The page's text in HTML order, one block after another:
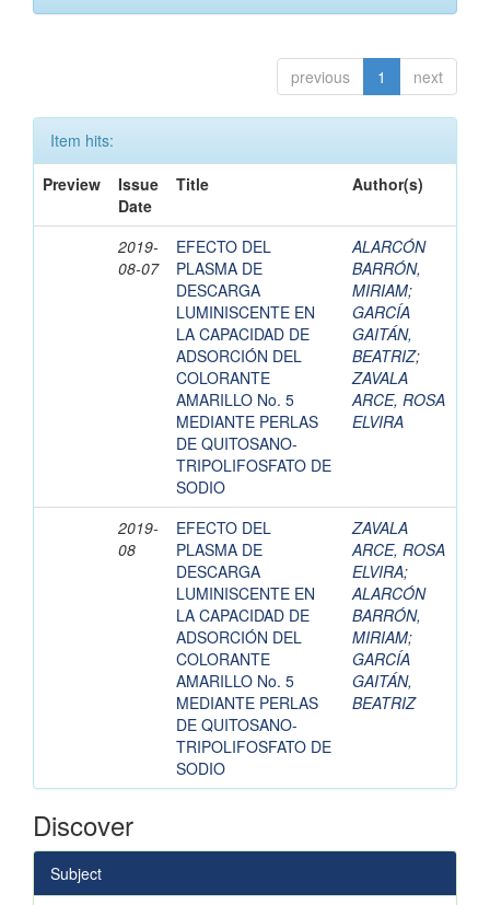
previous 1 next
Item hits:
Preview
Issue
Date
Title Author(s)
2019-
08-07
EFECTO DEL
PLASMA DE
DESCARGA
LUMINISCENTE EN
LA CAPACIDAD DE
ADSORCIÓN DEL
COLORANTE
AMARILLO No. 5
MEDIANTE PERLAS
DE QUITOSANO-
TRIPOLIFOSFATO DE
SODIO
ALARCÓN
BARRÓN,
MIRIAM;
GARCÍA
GAITÁN,
BEATRIZ;
ZAVALA
ARCE, ROSA
ELVIRA
2019-
08
EFECTO DEL
PLASMA DE
DESCARGA
LUMINISCENTE EN
LA CAPACIDAD DE
ADSORCIÓN DEL
COLORANTE
AMARILLO No. 5
MEDIANTE PERLAS
DE QUITOSANO-
TRIPOLIFOSFATO DE
SODIO
ZAVALA
ARCE, ROSA
ELVIRA;
ALARCÓN
BARRÓN,
MIRIAM;
GARCÍA
GAITÁN,
BEATRIZ
Discover
Subject